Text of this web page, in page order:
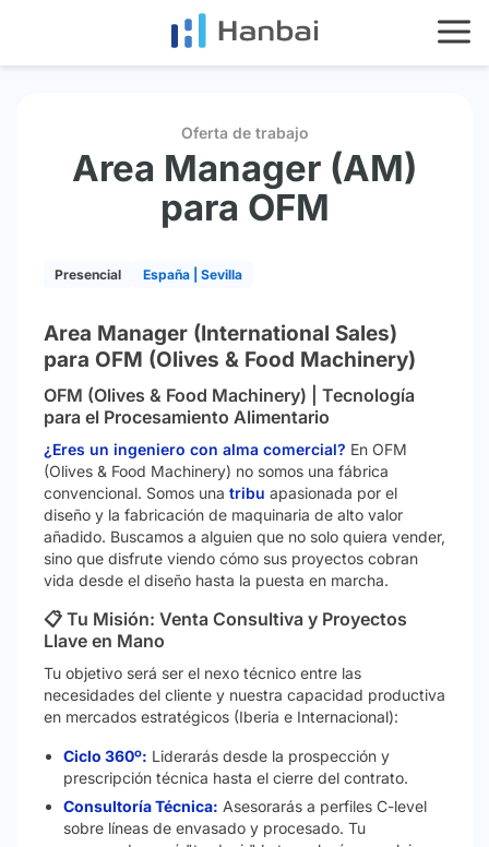
HOME SERVICIOS
ES EN
Oferta de trabajo
Area Manager (AM)
para OFM
Presencial España | Sevilla
Area Manager (International Sales)
para OFM (Olives & Food Machinery)
OFM (Olives & Food Machinery) | Tecnología
para el Procesamiento Alimentario
¿Eres un ingeniero con alma comercial? En OFM
(Olives & Food Machinery) no somos una fábrica
convencional. Somos una tribu apasionada por el
diseño y la fabricación de maquinaria de alto valor
añadido. Buscamos a alguien que no solo quiera vender,
sino que disfrute viendo cómo sus proyectos cobran
vida desde el diseño hasta la puesta en marcha.
📋 Tu Misión: Venta Consultiva y Proyectos
Llave en Mano
Tu objetivo será ser el nexo técnico entre las
necesidades del cliente y nuestra capacidad productiva
en mercados estratégicos (Iberia e Internacional):
Ciclo 360º: Liderarás desde la prospección y
prescripción técnica hasta el cierre del contrato.
Consultoría Técnica: Asesorarás a perfiles C-level
sobre líneas de envasado y procesado. Tu